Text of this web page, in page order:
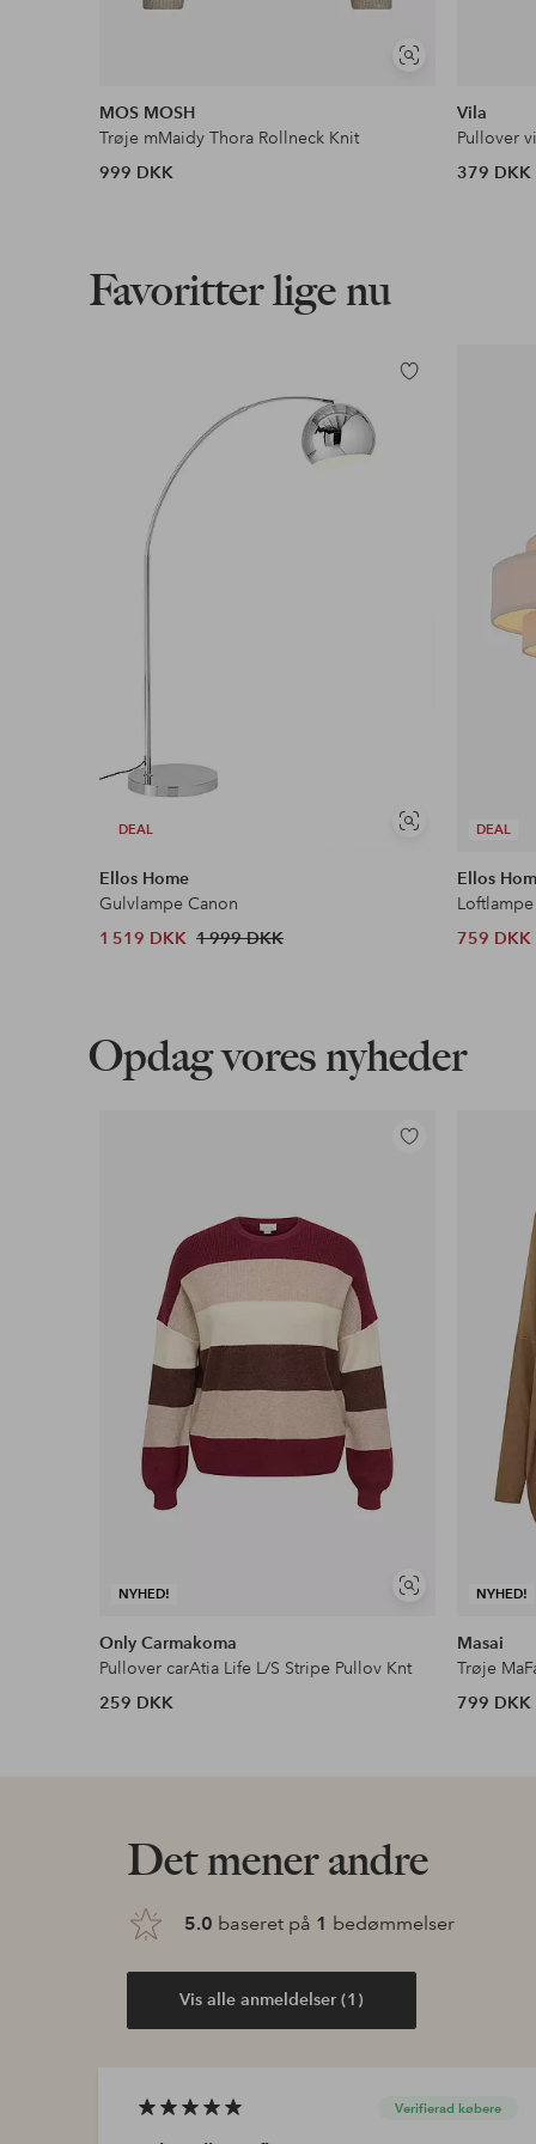
Se
MOS MOSH
Trøje mMaidy Thora Rollneck Knit
999 DKK
Vila
Pullover
379 DKK
Favoritter lige nu
DEAL
Se
Tilføj
Ellos Home
Gulvlampe Canon
1 519 DKK 1 999 DKK
DEAL
Ellos
759 DKK
Opdag vores nyheder
NYHED!
Se
Tilføj
Only Carmakoma
Pullover carAtia Life L/S Stripe Pullov Knt
259 DKK
NYHED!
Masai
Trøje
799 DKK
Det mener andre
5.0 baseret på 1 bedømmelser
Vis alle anmeldelser (1)
Verifierad købere